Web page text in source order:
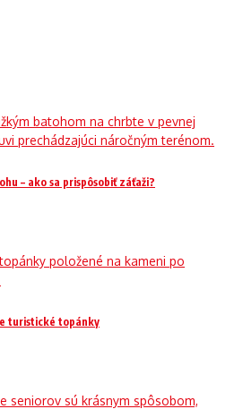
– ako sa prispôsobiť záťaži?
turistické topánky